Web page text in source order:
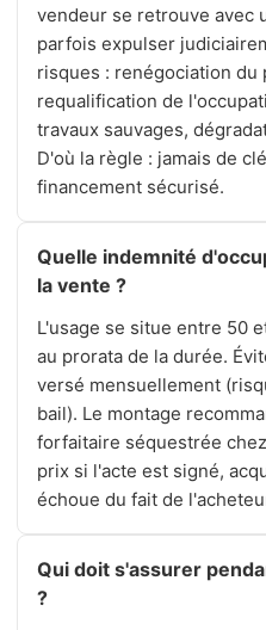
vendeur se retrouve avec
parfois expulser
risques : renégociation du
requalification de
travaux sauvages,
D'où la règle : jamais de
financement sécurisé.
Quelle indemnité
la vente ?
L'usage se situe entre 50
au prorata de la durée.
versé mensuellement
bail). Le montage
forfaitaire séquestrée
prix si l'acte est signé,
échoue du fait de
Qui doit s'assurer
?